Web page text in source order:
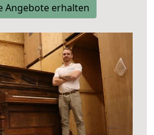
Angebote erhalten